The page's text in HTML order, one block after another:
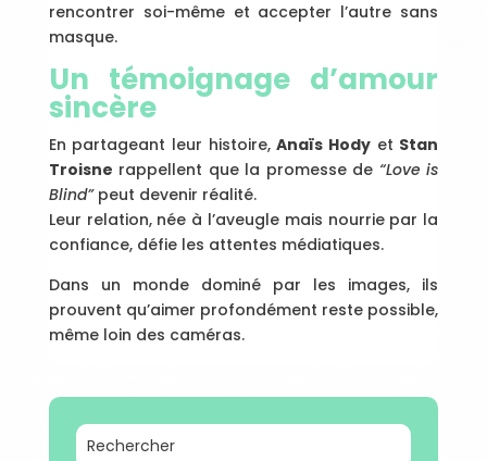
rencontrer soi-même et accepter l’autre sans
masque.
Un témoignage d’amour
sincère
En partageant leur histoire,Anaïs Hodyet Stan
Troisne rappellent que la promesse de “Love is
Blind”peut devenir réalité.
Leur relation, née à l’aveugle mais nourrie par la
confiance, défie les attentes médiatiques.
Dans un monde dominé par les images, ils
prouvent qu’aimer profondément reste possible,
même loin des caméras.